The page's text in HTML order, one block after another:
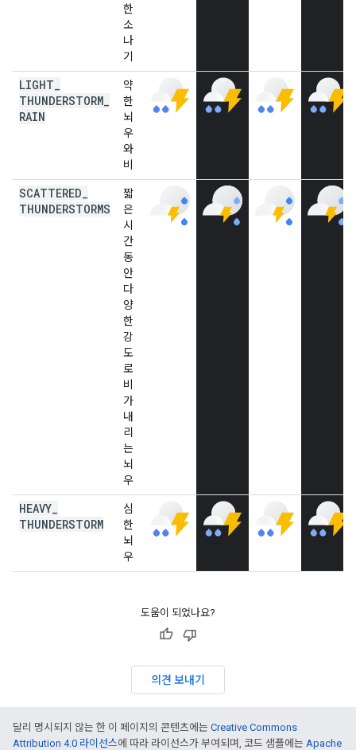
한
소
나
기
LIGHT
THUNDERSTORM
RAIN
약
한
뇌
우
와
비
SCATTERED
THUNDERSTORMS
짧
은
시
간
동
안
다
양
한
강
도
로
비
가
내
리
는
뇌
우
HEAVY
THUNDERSTORM
심
한
뇌
우
도움이 되었나요?
의견 보내기
달리 명시되지 않는 한 이 페이지의 콘텐츠에는 Creative Commons
Attribution 4.0 라이선스에 따라 라이선스가 부여되며, 코드 샘플에는 Apache